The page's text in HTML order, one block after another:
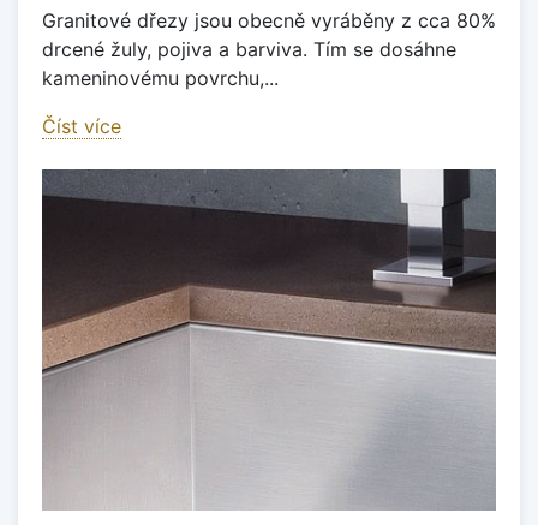
Granitové dřezy jsou obecně vyráběny z cca 80%
drcené žuly, pojiva a barviva. Tím se dosáhne
kameninovému povrchu,...
Číst více